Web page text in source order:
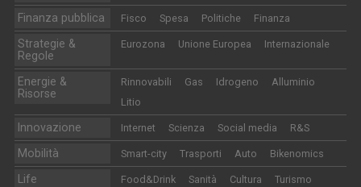
Finanza pubblica Fisco Spesa Politiche Finanza
Strategie &
Regole
Eurozona Unione Europea Internazionale
Energie &
Risorse
Rinnovabili Gas Idrogeno
Alluminio
Litio
Innovazione Internet Scienza Social media R&S
Mobilità Smart-city Trasporti Auto Bikenomics
Life Food&Drink Sanità Cultura Turismo